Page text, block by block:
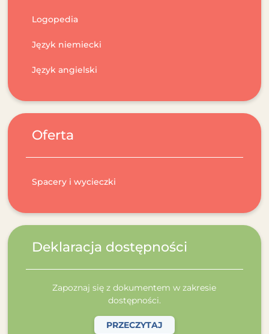
Logopedia
Język niemiecki
Język angielski
Oferta
Spacery i wycieczki
Deklaracja dostępności
Zapoznaj się z dokumentem w zakresie
dostępności.
PRZECZYTAJ